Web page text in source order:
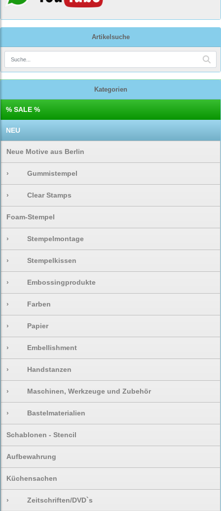
Artikelsuche
Kategorien
% SALE %
NEU
Neue Motive aus Berlin
› Gummistempel
› Clear Stamps
Foam-Stempel
› Stempelmontage
› Stempelkissen
› Embossingprodukte
› Farben
› Papier
› Embellishment
› Handstanzen
› Maschinen, Werkzeuge und Zubehör
› Bastelmaterialien
Schablonen - Stencil
Aufbewahrung
Küchensachen
› Zeitschriften/DVD`s